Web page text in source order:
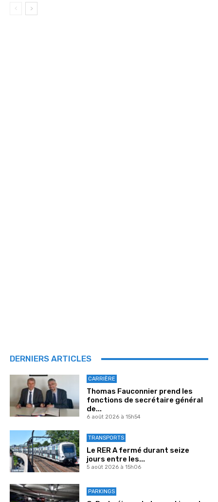
DERNIERS ARTICLES
CARRIÈRE
Thomas Fauconnier prend les
fonctions de secrétaire général
de...
6 août 2026 à 15h54
TRANSPORTS
Le RER A fermé durant seize
jours entre les...
5 août 2026 à 15h06
PARKINGS